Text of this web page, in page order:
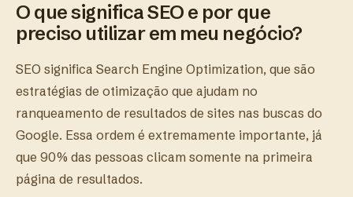
O que significa SEO e por que
preciso utilizar em meu negócio?
SEO significa Search Engine Optimization, que são
estratégias de otimização que ajudam no
ranqueamento de resultados de sites nas buscas do
Google. Essa ordem é extremamente importante, já
que 90% das pessoas clicam somente na primeira
página de resultados.